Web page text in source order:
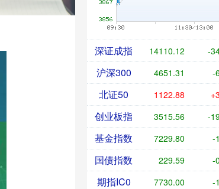
深证成指 14110.12 -
沪深300 4651.31 -
北证50 1122.88
创业板指 3515.56 -
基金指数 7229.80 -
国债指数 229.59 -
期指IC0 7730.00 -